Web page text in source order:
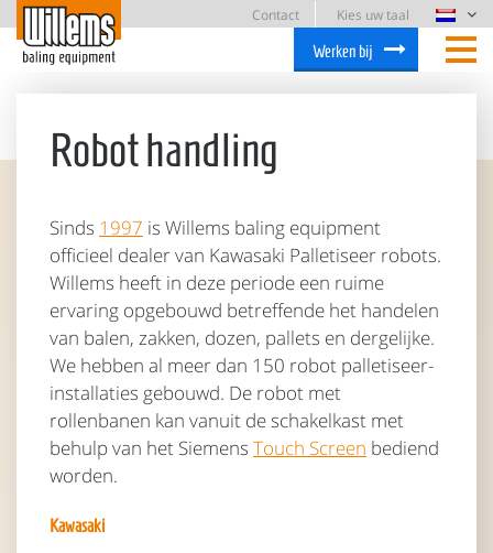
Contact
Kies uw taal
Werken bij
Robot handling
Sinds 1997 is Willems baling equipment
officieel dealer van Kawasaki Palletiseer robots.
Willems heeft in deze periode een ruime
ervaring opgebouwd betreffende het handelen
van balen, zakken, dozen, pallets en dergelijke.
We hebben al meer dan 150 robot palletiseer-
installaties gebouwd. De robot met
rollenbanen kan vanuit de schakelkast met
behulp van het Siemens Touch Screen bediend
worden.
Kawasaki